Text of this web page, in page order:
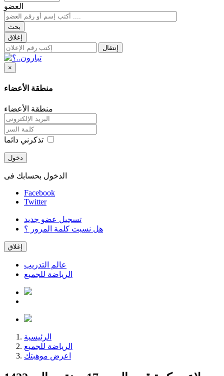
العضو
بحث
إغلاق
إنتقال
×
منطقة الأعضاء
منطقة الأعضاء
دخول
الدخول بحسابك فى
Facebook
Twitter
تسجيل عضو جديد
هل نسيت كلمة المرور ؟
إغلاق
عالم التدريب
الرياضة للجميع
الرئيسية
الرياضة للجميع
اعرض موهبتك